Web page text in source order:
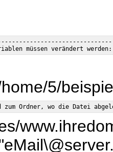
5/